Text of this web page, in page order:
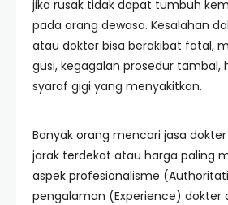
jika rusak tidak dapat tumbuh
pada orang dewasa. Kesalahan
atau dokter bisa berakibat fatal,
gusi, kegagalan prosedur tambal,
syaraf gigi yang menyakitkan.
Banyak orang mencari jasa
jarak terdekat atau harga paling
aspek profesionalisme
pengalaman (Experience) dokter